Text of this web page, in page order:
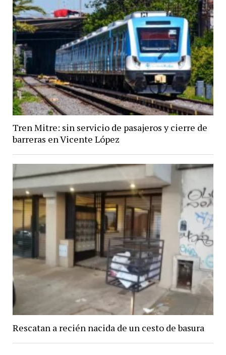
Tren Mitre: sin servicio de pasajeros y cierre de
barreras en Vicente López
Rescatan a recién nacida de un cesto de basura